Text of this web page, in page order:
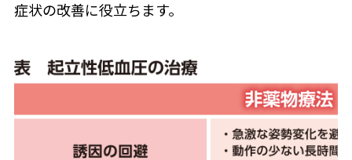
症状の改善に役立ちます。